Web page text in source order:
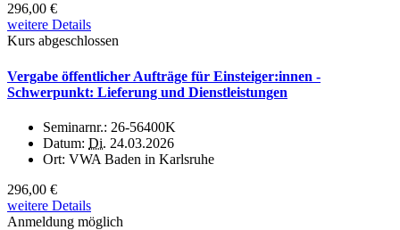
296,00 €
weitere Details
Kurs abgeschlossen
Vergabe öffentlicher Aufträge für Einsteiger:innen -
Schwerpunkt: Lieferung und Dienstleistungen
Seminarnr.: 26-56400K
Datum: Di. 24.03.2026
Ort: VWA Baden in Karlsruhe
296,00 €
weitere Details
Anmeldung möglich